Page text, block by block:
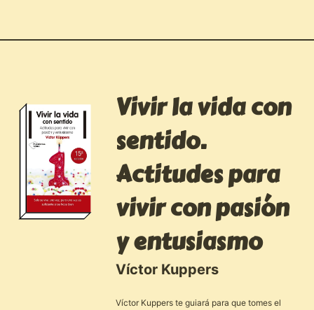
Vivir la vida con
sentido.
Actitudes para
vivir con pasión
y entusiasmo
Víctor Kuppers
Víctor Kuppers te guiará para que tomes el